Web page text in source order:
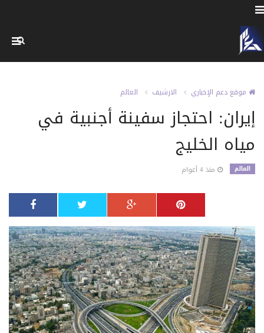
موقع دعم الإخباري الارشيف العالم
إيران: احتجاز سفينة أجنبية في
مياه الخليج
العالم منذ 4 أعوام